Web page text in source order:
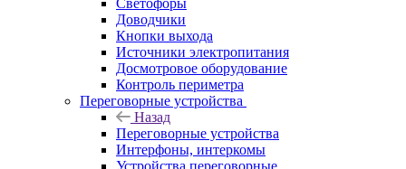
Светофоры
Доводчики
Кнопки выхода
Источники электропитания
Досмотровое оборудование
Контроль периметра
Переговорные устройства
Назад
Переговорные устройства
Интерфоны, интеркомы
Устройства переговорные